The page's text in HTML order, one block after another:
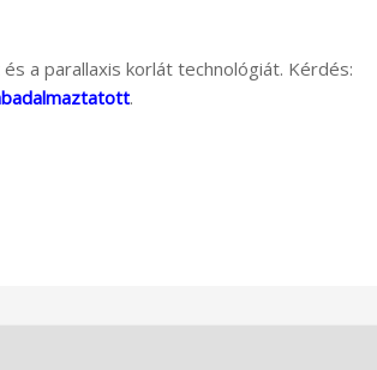
a parallaxis korlát technológiát. Kérdés:
.